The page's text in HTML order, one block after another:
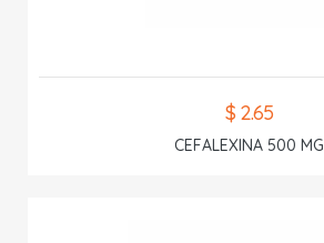
$ 2.65
CEFALEXINA 500 MG